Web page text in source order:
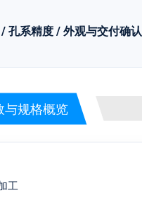
孔系精度 / 外观与交付确认
与规格概览
工